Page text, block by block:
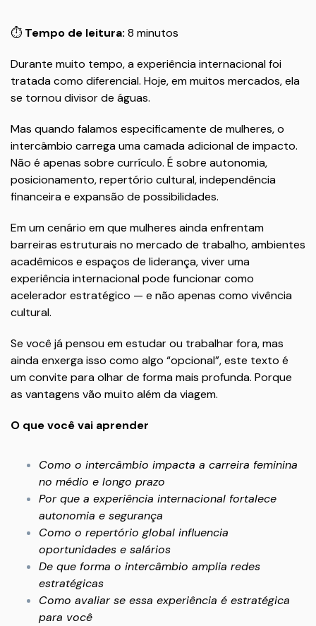
⏱️ Tempo de leitura: 8 minutos
Durante muito tempo, a experiência internacional foi
tratada como diferencial. Hoje, em muitos mercados, ela
se tornou divisor de águas.
Mas quando falamos especificamente de mulheres, o
intercâmbio carrega uma camada adicional de impacto.
Não é apenas sobre currículo. É sobre autonomia,
posicionamento, repertório cultural, independência
financeira e expansão de possibilidades.
Em um cenário em que mulheres ainda enfrentam
barreiras estruturais no mercado de trabalho, ambientes
acadêmicos e espaços de liderança, viver uma
experiência internacional pode funcionar como
acelerador estratégico — e não apenas como vivência
cultural.
Se você já pensou em estudar ou trabalhar fora, mas
ainda enxerga isso como algo “opcional”, este texto é
um convite para olhar de forma mais profunda. Porque
as vantagens vão muito além da viagem.
O que você vai aprender
Como o intercâmbio impacta a carreira feminina
no médio e longo prazo
Por que a experiência internacional fortalece
autonomia e segurança
Como o repertório global influencia
oportunidades e salários
De que forma o intercâmbio amplia redes
estratégicas
Como avaliar se essa experiência é estratégica
para você